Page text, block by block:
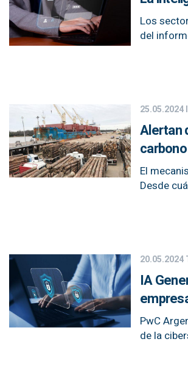
Los
del
25.05.2024
Alertan
El
Desde
20.05.2024
IA
PwC
de la